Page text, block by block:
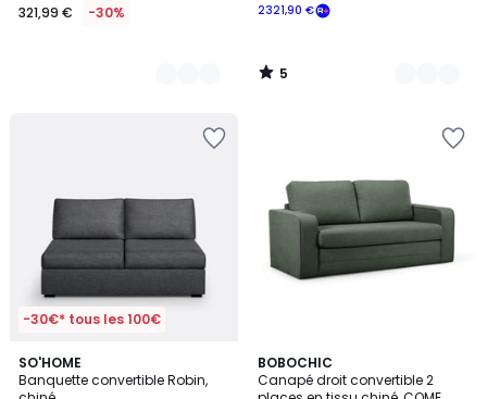
321,99 € -30% 2321,90 €
5
/
-30€* tous les 100€
SO'HOME
Banquette convertible Robin,
3,2
/ 5
5
Couleurs
BOBOCHIC
Canapé droit convertible 2
5
Couleurs